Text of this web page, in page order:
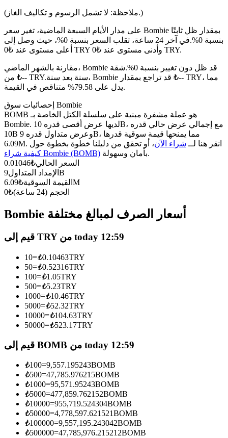
العقود الآجلة USDC
نسخ التداول
كن متداول نسخ
استمتع بتقاسم الأرباح وعمولات نسخ التداول
(ملاحظة: لا تشمل الرسوم و تكاليف الغاز.)
على مدار الأيام السبعة الماضية، تغير سعر Bombie بمقدار ظل ثابتًا
بنسبة 0%.
في آخر 24 ساعة، تقلب السعر بنسبة 0%، حيث وصل إلى
أعلى مستوى عند ₺0 TRY وأدنى مستوى عند ₺0 TRY.
مقارنة بالشهر الماضي، Bombie قد ظل دون تغيير بنسبة 0%.شقة
من ₺-- TRY.سنة بعد سنة، Bombie قد تراجع بمقدار ₺-- TRY، مما
يدل على 79.58% متناقص في القيمة.
إحصائيات سوق Bombie
BOMB هو عملة مشفرة مبنية على سلسلة الكتل الخاصة بـ
Bombie. لديها عرض أقصى قدره 10B، مع إجمالي عرض حالي قدره
10B وعرض متداول قدره 9B، مما يمنحها قيمة سوقية قدرها
6.09M. انقر هنا لــ شراء الآن، أو تحقق من دليلنا خطوة بخطوة حول
كيفية شراء Bombie (BOMB)
بأمان وسهولة.
السعر الحالي₺
0.01046
الإمداد المتداول 9B
القيمة السوقية₺
6.09M
الحجم (24 ساعة)
₺
0
Bombie أسعار الصرف لمبالغ مختلفة
قيم إلى TRY من today 12:59
10=₺0.10463TRY
50=₺0.52316TRY
100=₺1.05TRY
500=₺5.23TRY
1000=₺10.46TRY
5000=₺52.32TRY
10000=₺104.63TRY
50000=₺523.17TRY
قيم إلى BOMB من today 12:59
₺100=9,557.195243BOMB
₺500=47,785.976215BOMB
₺1000=95,571.95243BOMB
₺5000=477,859.762152BOMB
₺10000=955,719.524304BOMB
₺50000=4,778,597.621521BOMB
₺100000=9,557,195.243042BOMB
₺500000=47,785,976.215212BOMB